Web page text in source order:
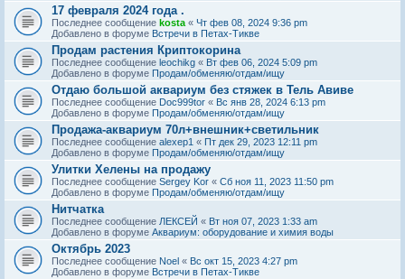
17 февраля 2024 года .
Последнее сообщение kosta « Чт фев 08, 2024 9:36 pm
Добавлено в форуме Встречи в Петах-Тикве
Продам растения Криптокорина
Последнее сообщение leochikg « Вт фев 06, 2024 5:09 pm
Добавлено в форуме Продам/обменяю/отдам/ищу
Отдаю большой аквариум без стяжек в Тель Авиве
Последнее сообщение Doc999tor « Вс янв 28, 2024 6:13 pm
Добавлено в форуме Продам/обменяю/отдам/ищу
Продажа-аквариум 70л+внешник+светильник
Последнее сообщение alexep1 « Пт дек 29, 2023 12:11 pm
Добавлено в форуме Продам/обменяю/отдам/ищу
Улитки Хелены на продажу
Последнее сообщение Sergey Kor « Сб ноя 11, 2023 11:50 pm
Добавлено в форуме Продам/обменяю/отдам/ищу
Нитчатка
Последнее сообщение ЛЕКСЕЙ « Вт ноя 07, 2023 1:33 am
Добавлено в форуме Аквариум: оборудование и химия воды
Октябрь 2023
Последнее сообщение Noel « Вс окт 15, 2023 4:27 pm
Добавлено в форуме Встречи в Петах-Тикве